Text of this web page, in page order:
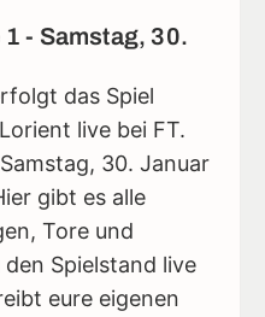
- Samstag, 30.
das Spiel
live bei FT.
30. Januar
gibt es alle
Tore und
Spielstand live
eure eigenen